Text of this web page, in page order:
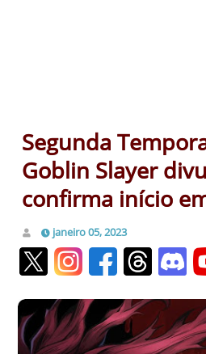
Segunda
Goblin Slayer
confirma início
janeiro 05, 2023